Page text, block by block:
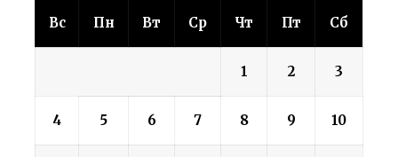
Вс Пн Вт Ср Чт Пт Сб
1 2 3
4 5 6 7 8 9 10